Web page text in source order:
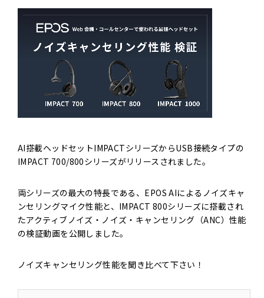
AI搭載ヘッドセットIMPACTシリーズからUSB接続タイプの
IMPACT 700/800シリーズがリリースされました。
両シリーズの最大の特長である、EPOS AIによるノイズキャ
ンセリングマイク性能と、IMPACT 800シリーズに搭載され
たアクティブノイズ・ノイズ・キャンセリング（ANC）性能
の検証動画を公開しました。
ノイズキャンセリング性能を聞き比べて下さい！